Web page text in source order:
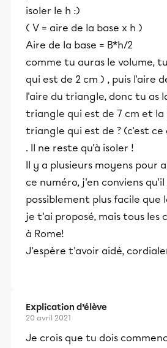
isoler le h :)
( V = aire de la base x h )
Aire de la base = B*h/2
comme tu auras le volume,
qui est de 2 cm ) , puis l'aire
l'aire du triangle, donc tu as
triangle qui est de 7 cm et
triangle qui est de ? (c'est
. Il ne reste qu'à isoler !
Il y a plusieurs moyens pour
ce numéro, j'en conviens
possiblement plus facile que
je t'ai proposé, mais tous les
à Rome!
J'espère t'avoir aidé,
Explication d’élève
20 avril 2021
Je crois que tu dois